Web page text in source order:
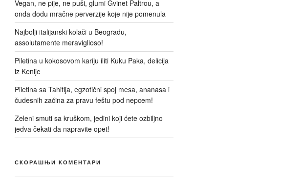
Vegan, ne pije, ne puši, glumi Gvinet Paltrou, a
onda dođu mračne perverzije koje nije pomenula
Najbolji italijanski kolači u Beogradu,
assolutamente meraviglioso!
Piletina u kokosovom kariju iliti Kuku Paka, delicija
iz Kenije
Piletina sa Tahitija, egzotični spoj mesa, ananasa i
čudesnih začina za pravu feštu pod nepcem!
Zeleni smuti sa kruškom, jedini koji ćete ozbiljno
jedva čekati da napravite opet!
СКОРАШЊИ КОМЕНТАРИ